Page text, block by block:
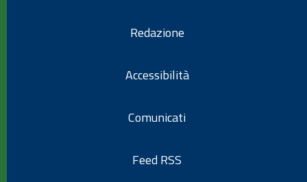
Redazione
Accessibilità
Comunicati
Feed RSS